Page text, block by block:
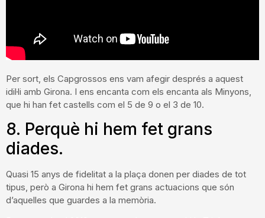
Per sort, els Capgrossos ens vam afegir després a aquest
idil·li amb Girona. I ens encanta com els encanta als Minyons,
que hi han fet castells com el 5 de 9 o el 3 de 10.
8. Perquè hi hem fet grans
diades.
Quasi 15 anys de fidelitat a la plaça donen per diades de tot
tipus, però a Girona hi hem fet grans actuacions que són
d’aquelles que guardes a la memòria.